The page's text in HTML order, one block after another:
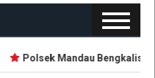
Polsek Mandau Bengkalis